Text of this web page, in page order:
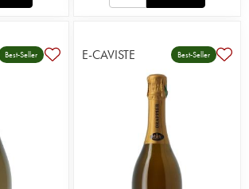
Best-Seller E-CAVISTE Best-Seller